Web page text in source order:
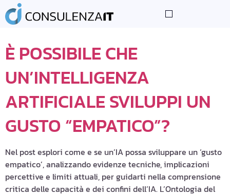
TAG:ARTIFICIALE
È POSSIBILE CHE
UN’INTELLIGENZA
ARTIFICIALE SVILUPPI UN
GUSTO “EMPATICO”?
Nel post esplori come e se un’IA possa sviluppare un ‘gusto
empatico’, analizzando evidenze tecniche, implicazioni
percettive e limiti attuali, per guidarti nella comprensione
critica delle capacità e dei confini dell’IA. L’Ontologia del